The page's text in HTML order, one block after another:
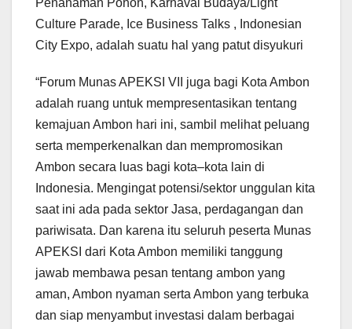
Penanaman Pohon, Karnaval Budaya/Light
Culture Parade, Ice Business Talks , Indonesian
City Expo, adalah suatu hal yang patut disyukuri
“Forum Munas APEKSI VII juga bagi Kota Ambon
adalah ruang untuk mempresentasikan tentang
kemajuan Ambon hari ini, sambil melihat peluang
serta memperkenalkan dan mempromosikan
Ambon secara luas bagi kota–kota lain di
Indonesia. Mengingat potensi/sektor unggulan kita
saat ini ada pada sektor Jasa, perdagangan dan
pariwisata. Dan karena itu seluruh peserta Munas
APEKSI dari Kota Ambon memiliki tanggung
jawab membawa pesan tentang ambon yang
aman, Ambon nyaman serta Ambon yang terbuka
dan siap menyambut investasi dalam berbagai